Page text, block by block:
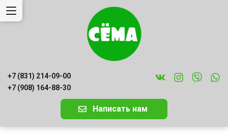
+7 (831) 214-09-00
+7 (908) 164-88-30
Написать нам